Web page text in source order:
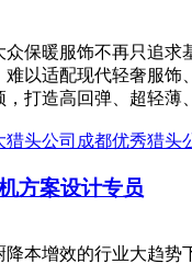
众保暖服饰不再只追
以适配现代轻奢服
打造高回弹、超轻
猎头公司 成都优秀猎头
方案设计专员
本增效的行业大趋